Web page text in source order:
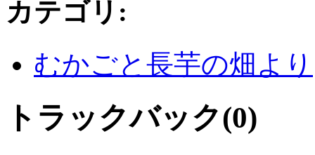
カテゴリ :
むかごと長芋の畑より
トラックバック(0)